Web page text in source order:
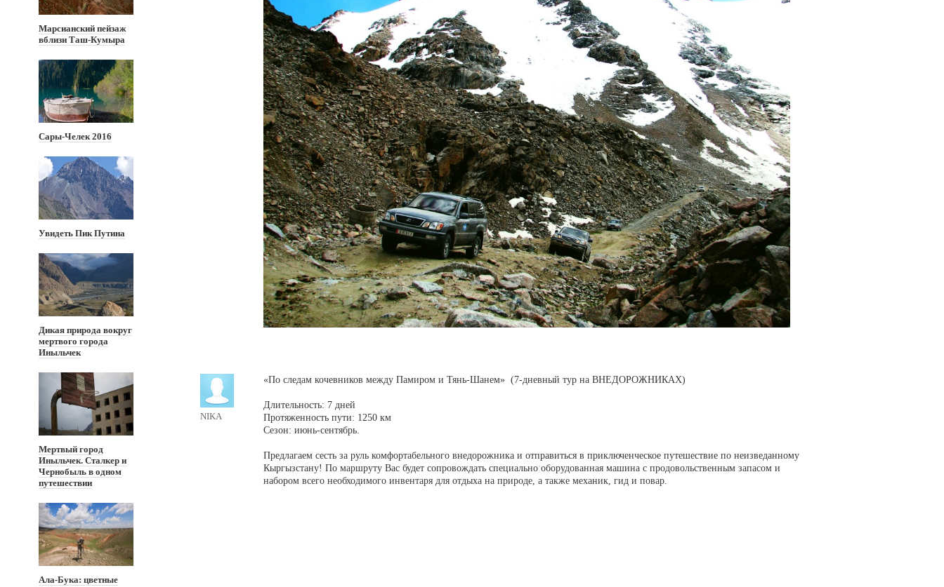
Марсианский пейзаж
вблизи Таш-Кумыра
Сары-Челек 2016
Увидеть Пик Путина
Дикая природа вокруг
мертвого города
Иныльчек
Мертвый город
Иныльчек. Сталкер и
Чернобыль в одном
путешествии
Ала-Бука: цветные
NIKA
«По следам кочевников между Памиром и Тянь-Шанем» (7-дневный тур на ВНЕДОРОЖНИКАХ)
Длительность: 7 дней
Протяженность пути: 1250 км
Сезон: июнь-сентябрь.
Предлагаем сесть за руль комфортабельного внедорожника и отправиться в приключенческое путешествие по неизведанному
Кыргызстану! По маршруту Вас будет сопровождать специально оборудованная машина с продовольственным запасом и
набором всего необходимого инвентаря для отдыха на природе, а также механик, гид и повар.